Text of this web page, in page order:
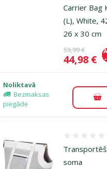
Carrier Bag
(L), White,
26 x 30 cm
Oriģinālā
59,99 €
Cena
44,98 €
Noliktavā
Bezmaksas
piegāde
soma